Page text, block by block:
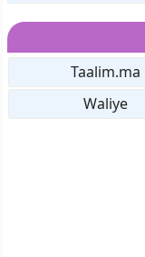
Taalim.ma
Waliye